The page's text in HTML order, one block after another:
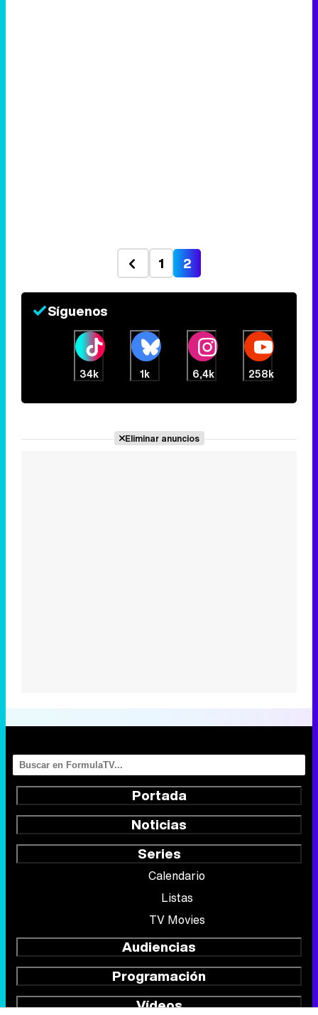
1 2
Síguenos
34k 1k 6,4k 258k
Eliminar anuncios
Portada
Noticias
Series
Calendario
Listas
TV Movies
Audiencias
Programación
Vídeos